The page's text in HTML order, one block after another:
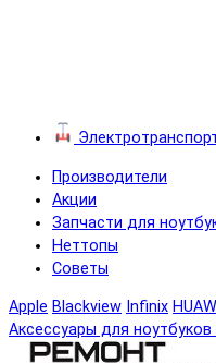
Производители
Акции
Запчасти для
Неттопы
Советы
Apple Blackview Infinix
Аксессуары для